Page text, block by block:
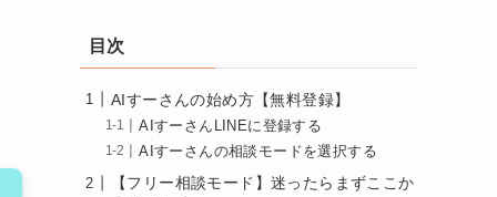
目次
AIすーさんの始め方【無料登録】
AIすーさんLINEに登録する
AIすーさんの相談モードを選択する
【フリー相談モード】迷ったらまずここか